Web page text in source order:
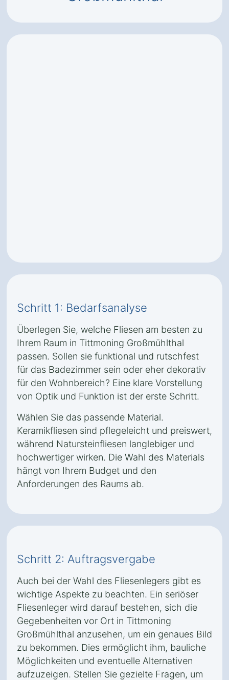
Schritt 1: Bedarfsanalyse
Überlegen Sie, welche Fliesen am besten zu
Ihrem Raum in Tittmoning Großmühlthal
passen. Sollen sie funktional und rutschfest
für das Badezimmer sein oder eher dekorativ
für den Wohnbereich? Eine klare Vorstellung
von Optik und Funktion ist der erste Schritt.
Wählen Sie das passende Material.
Keramikfliesen sind pflegeleicht und preiswert,
während Natursteinfliesen langlebiger und
hochwertiger wirken. Die Wahl des Materials
hängt von Ihrem Budget und den
Anforderungen des Raums ab.
Schritt 2: Auftragsvergabe
Auch bei der Wahl des Fliesenlegers gibt es
wichtige Aspekte zu beachten. Ein seriöser
Fliesenleger wird darauf bestehen, sich die
Gegebenheiten vor Ort in Tittmoning
Großmühlthal anzusehen, um ein genaues Bild
zu bekommen. Dies ermöglicht ihm, bauliche
Möglichkeiten und eventuelle Alternativen
aufzuzeigen. Stellen Sie gezielte Fragen, um